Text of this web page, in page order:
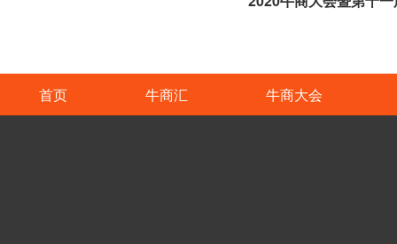
首页 牛商汇 牛商大会